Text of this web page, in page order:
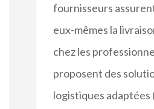
fournisseurs
eux-mêmes la
chez les
proposent des
logistiques adaptées